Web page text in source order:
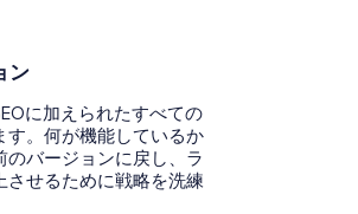
ン
に加えられたすべての
す。何が機能しているか
のバージョンに戻し、ラ
させるために戦略を洗練